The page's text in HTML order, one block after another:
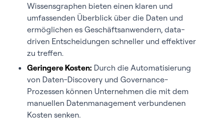
Wissensgraphen bieten einen klaren und
umfassenden Überblick über die Daten und
ermöglichen es Geschäftsanwendern, data-
driven Entscheidungen schneller und effektiver
zu treffen.
Geringere Kosten: Durch die Automatisierung
von Daten-Discovery und Governance-
Prozessen können Unternehmen die mit dem
manuellen Datenmanagement verbundenen
Kosten senken.